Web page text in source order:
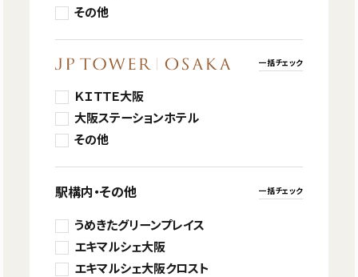
その他
一括チェック
ＫＩＴＴＥ大阪
大阪ステーションホテル
その他
駅構内・その他 一括チェック
うめきたグリーンプレイス
エキマルシェ大阪
エキマルシェ大阪クロスト